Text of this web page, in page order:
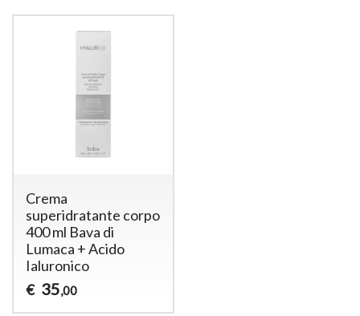
Crema
superidratante corpo
400 ml Bava di
Lumaca + Acido
Ialuronico
€ 35,00